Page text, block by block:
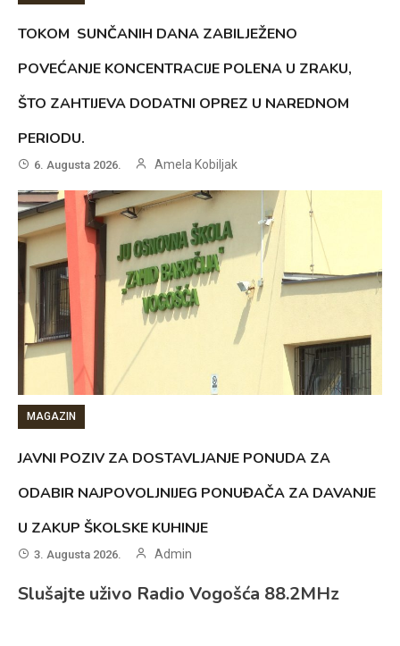
TOKOM SUNČANIH DANA ZABILJEŽENO
POVEĆANJE KONCENTRACIJE POLENA U ZRAKU,
ŠTO ZAHTIJEVA DODATNI OPREZ U NAREDNOM
PERIODU.
6. Augusta 2026. Amela Kobiljak
MAGAZIN
JAVNI POZIV ZA DOSTAVLJANJE PONUDA ZA
ODABIR NAJPOVOLJNIJEG PONUĐAČA ZA DAVANJE
U ZAKUP ŠKOLSKE KUHINJE
3. Augusta 2026. Admin
Slušajte uživo Radio Vogošća 88.2MHz